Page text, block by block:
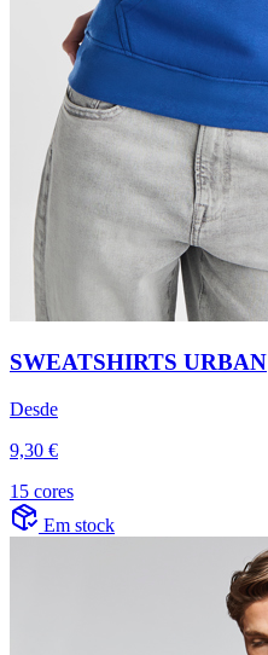
SWEATSHIRTS URBAN
Desde
9,30 €
15 cores
Em stock